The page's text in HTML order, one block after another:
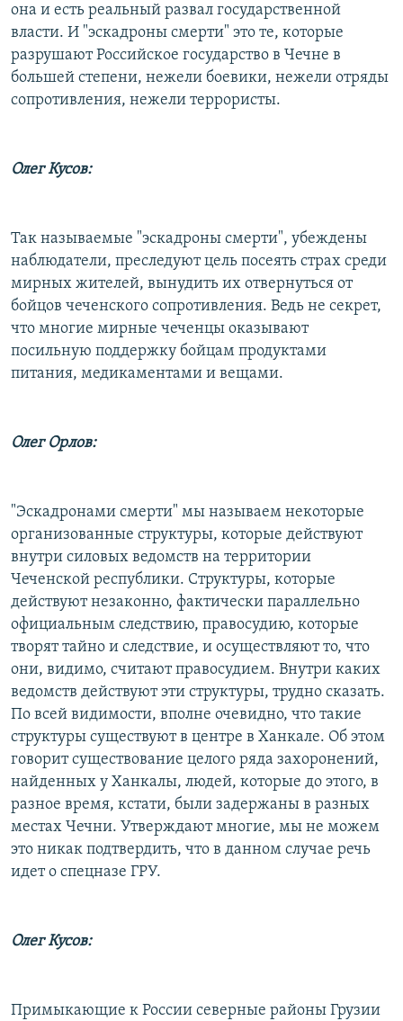
она и есть реальный развал государственной
власти. И "эскадроны смерти" это те, которые
разрушают Российское государство в Чечне в
большей степени, нежели боевики, нежели отряды
сопротивления, нежели террористы.
Олег Кусов:
Так называемые "эскадроны смерти", убеждены
наблюдатели, преследуют цель посеять страх среди
мирных жителей, вынудить их отвернуться от
бойцов чеченского сопротивления. Ведь не секрет,
что многие мирные чеченцы оказывают
посильную поддержку бойцам продуктами
питания, медикаментами и вещами.
Олег Орлов:
"Эскадронами смерти" мы называем некоторые
организованные структуры, которые действуют
внутри силовых ведомств на территории
Чеченской республики. Структуры, которые
действуют незаконно, фактически параллельно
официальным следствию, правосудию, которые
творят тайно и следствие, и осуществляют то, что
они, видимо, считают правосудием. Внутри каких
ведомств действуют эти структуры, трудно сказать.
По всей видимости, вполне очевидно, что такие
структуры существуют в центре в Ханкале. Об этом
говорит существование целого ряда захоронений,
найденных у Ханкалы, людей, которые до этого, в
разное время, кстати, были задержаны в разных
местах Чечни. Утверждают многие, мы не можем
это никак подтвердить, что в данном случае речь
идет о спецназе ГРУ.
Олег Кусов:
Примыкающие к России северные районы Грузии